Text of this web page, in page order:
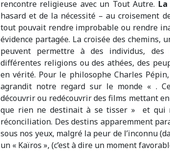
rencontre religieuse avec un Tout Autre. La
hasard et de la nécessité – au croisement
tout pouvait rendre improbable ou rendre
évidence partagée. La croisée des chemins,
peuvent permettre à des individus, des
différentes religions ou des athées, des
en vérité. Pour le philosophe Charles
agrandit notre regard sur le monde « .
découvrir ou redécouvrir des films mettant
que rien ne destinait à se tisser » et qui
réconciliation. Des destins apparemment
sous nos yeux, malgré la peur de l’inconnu
un « Kaïros », (c’est à dire un moment